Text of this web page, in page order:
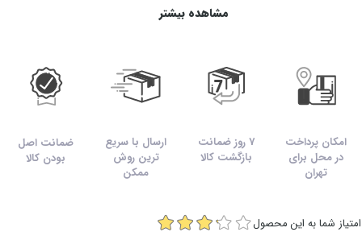
که فرآیند بازیابی عضلات به بهترین شکل انجام گیرد. به
هورمون‌ های آنابولیک بدن و توانایی بازیابی تاثیر
مستقیم خواهد گذاشت.
ارزش تغذیه‌ ای قرص زد ام ای
Phantom
Nutrition
مشاهده بیشتر
امکان پرداخت
در محل برای
تهران
7 روز ضمانت
بازگشت کالا
ارسال با سریع
ترین روش
ممکن
ضمانت اصل
بودن کالا
امتیاز شما به این محصول